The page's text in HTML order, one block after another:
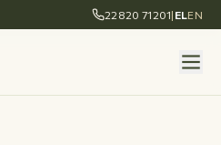
22820 71201| ELEN